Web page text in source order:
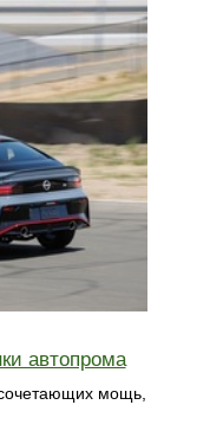
автопрома
мощь,